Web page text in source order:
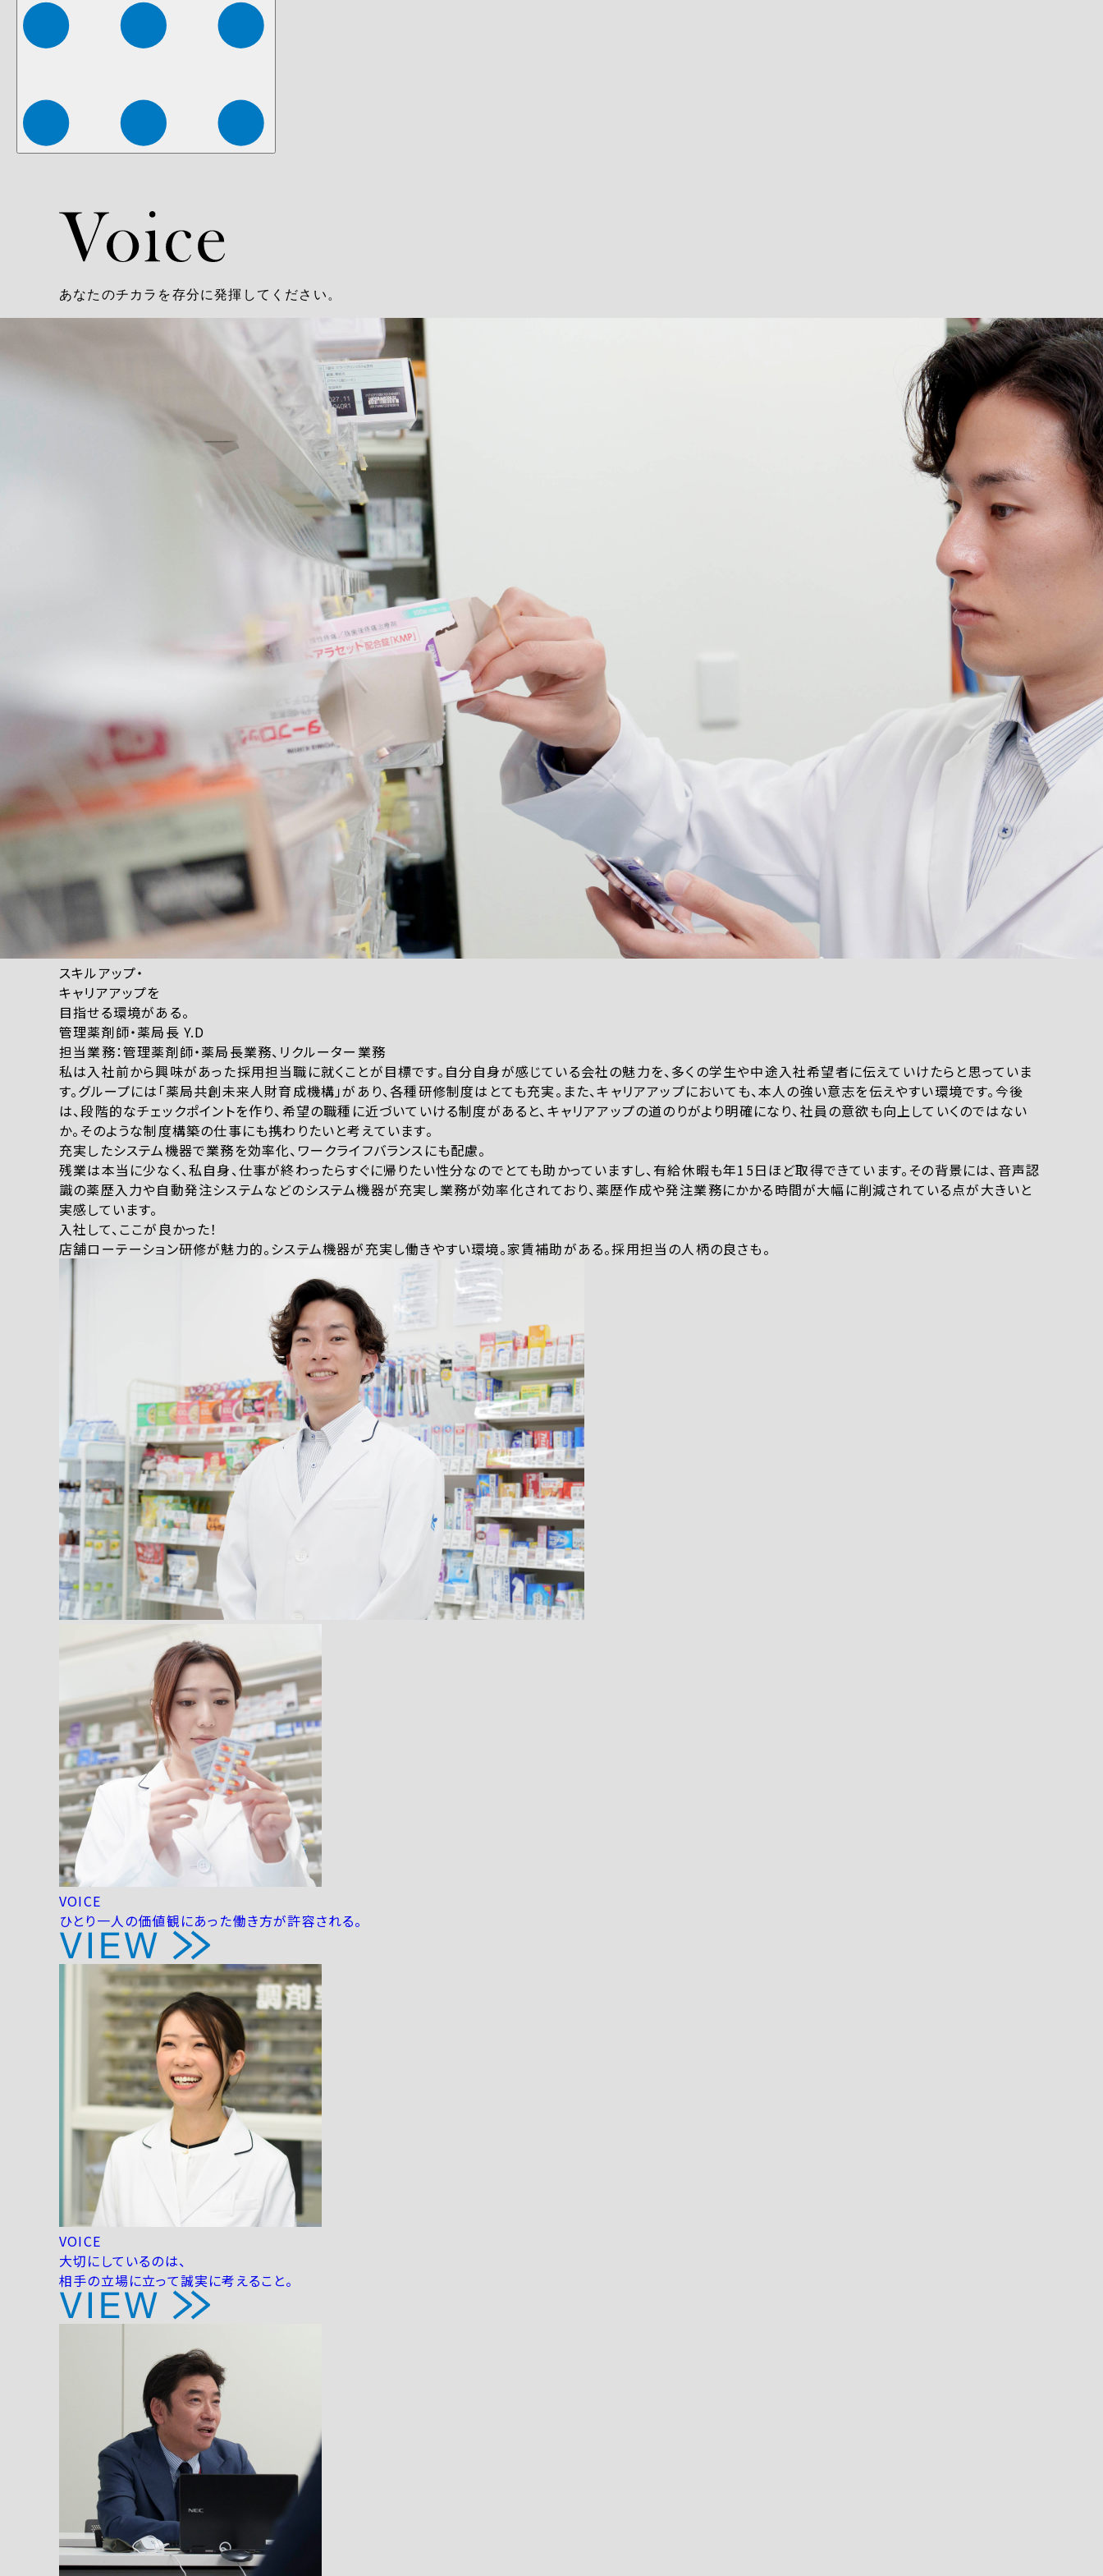
あなたのチカラを存分に発揮してください。
スキルアップ・
キャリアアップを
目指せる環境がある。
管理薬剤師・薬局長 Y.D
担当業務：管理薬剤師・薬局長業務、リクルーター業務
私は入社前から興味があった採用担当職に就くことが目標です。自分自身が感じている会社の魅力を、多くの学生や中途入社希望者に伝えていけたらと思っていま
す。グループには「薬局共創未来人財育成機構」があり、各種研修制度はとても充実。また、キャリアアップにおいても、本人の強い意志を伝えやすい環境です。今後
は、段階的なチェックポイントを作り、希望の職種に近づいていける制度があると、キャリアアップの道のりがより明確になり、社員の意欲も向上していくのではない
か。そのような制度構築の仕事にも携わりたいと考えています。
充実したシステム機器で業務を効率化、ワークライフバランスにも配慮。
残業は本当に少なく、私自身、仕事が終わったらすぐに帰りたい性分なのでとても助かっていますし、有給休暇も年15日ほど取得できています。その背景には、音声認
識の薬歴入力や自動発注システムなどのシステム機器が充実し業務が効率化されており、薬歴作成や発注業務にかかる時間が大幅に削減されている点が大きいと
実感しています。
入社して、ここが良かった！
店舗ローテーション研修が魅力的。システム機器が充実し働きやすい環境。家賃補助がある。採用担当の人柄の良さも。
VOICE
ひとり一人の価値観にあった働き方が許容される。
VOICE
大切にしているのは、
相手の立場に立って誠実に考えること。